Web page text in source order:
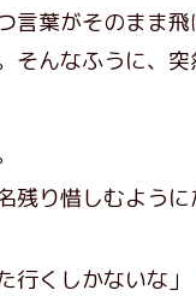
言葉がそのまま
そんなふうに、
り惜しむよう
行くしかないな